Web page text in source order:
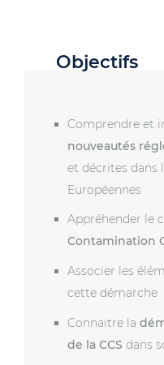
Objectifs
Comprendre et
nouveautés
et décrites dans
Européennes
Appréhender le
Contamination
Associer les
cette démarche
Connaitre la
de la CCS dans